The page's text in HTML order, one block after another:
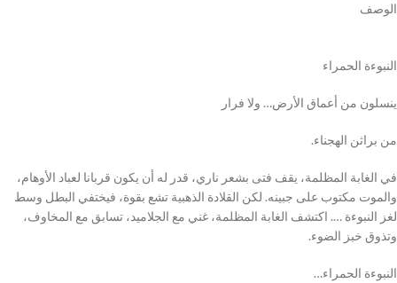
الوصف
النبوءة الحمراء
ينسلون من أعماق الأرض… ولا فرار
من براثن الهجناء.
في الغابة المظلمة، يقف فتى بشعر ناري، قدر له أن يكون قربانا لعباد الأوهام،
والموت مكتوب على جبينه. لكن القلادة الذهبية تشع بقوة، فيختفي البطل وسط
لغز النبوءة …. اكتشف الغابة المظلمة، غني مع الجلاميد، تسابق مع المخاوف،
وتذوق خبز الضوء.
النبوءة الحمراء…